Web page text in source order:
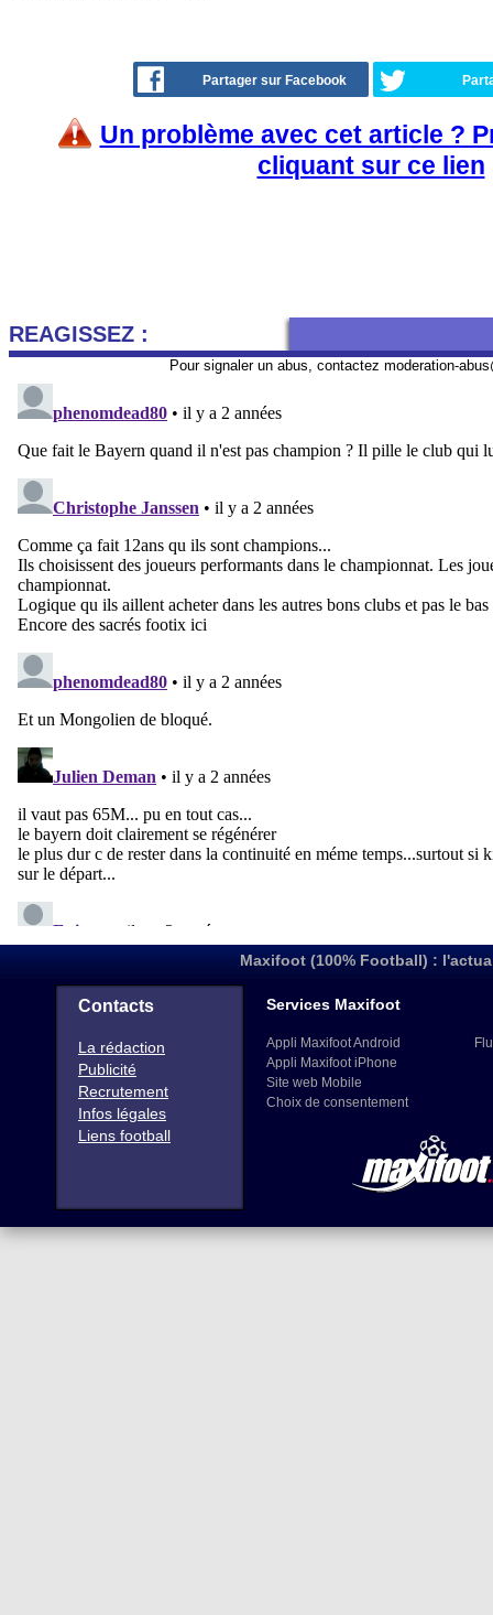
Partager sur Facebook
Un problème avec cet article ?
cliquant sur ce lien
REAGISSEZ :
Pour signaler un abus, contactez moderation-
Maxifoot (100% Football) :
Contacts
La rédaction
Publicité
Recrutement
Infos légales
Liens football
Services Maxifoot
Appli Maxifoot Android
Appli Maxifoot iPhone
Site web Mobile
Choix de consentement